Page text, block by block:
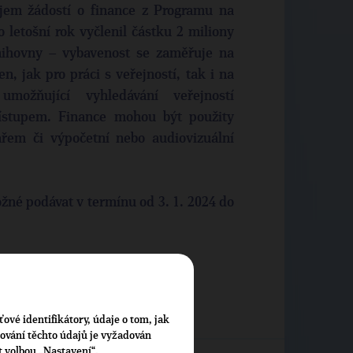
žádostí o finance z Programu na
letošní rok vyčlenil částku 2 miliony
– vybavenost se zaměřuje na
jak pro práci s veřejností, tak i na
vyhledávání veřejností
Finance mohou být použity
či výpočetní nebo audiovizuální
podávat v termínu od 3. 1. 2024 do
identifikátory, údaje o tom, jak
těchto údajů je vyžadován